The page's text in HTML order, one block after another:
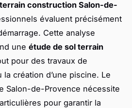
construction Salon-de-
évaluent précisément
Cette analyse
une étude de sol terrain
pour des travaux de
création d’une piscine. Le
Salon-de-Provence nécessite
pour garantir la